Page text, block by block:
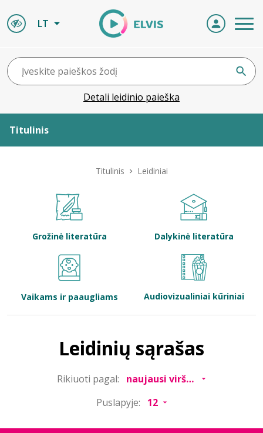
LT
Detali leidinio paieška
Titulinis
Bibliotekoms
Titulinis Leidiniai
Grožinė literatūra Dalykinė literatūra
Vaikams ir paaugliams Audiovizualiniai kūriniai
Leidinių sąrašas
Rikiuoti pagal:
Puslapyje: